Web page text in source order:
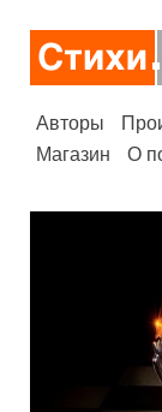
Авторы
Магазин
О